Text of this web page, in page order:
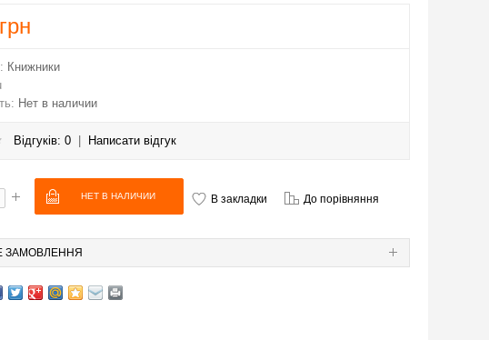
грн
Книжники
Нет в наличии
Відгуків: 0 Написати відгук
В закладки До порівняння
ЗАМОВЛЕННЯ